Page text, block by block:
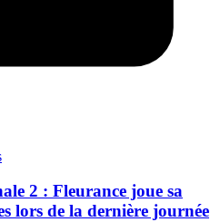
2 : Fleurance joue sa
lors de la dernière journée